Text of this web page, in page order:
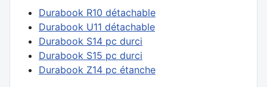
Durabook R10 détachable
Durabook U11 détachable
Durabook S14 pc durci
Durabook S15 pc durci
Durabook Z14 pc étanche